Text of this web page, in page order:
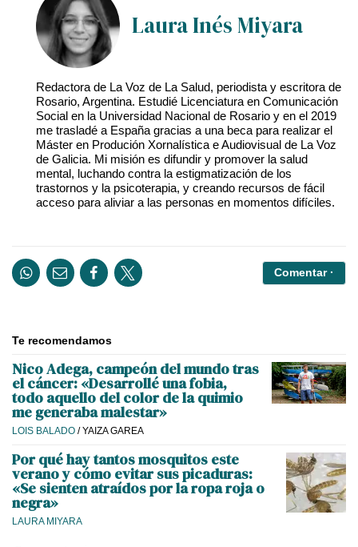
Laura Inés Miyara
Redactora de La Voz de La Salud, periodista y escritora de
Rosario, Argentina. Estudié Licenciatura en Comunicación
Social en la Universidad Nacional de Rosario y en el 2019
me trasladé a España gracias a una beca para realizar el
Máster en Produción Xornalística e Audiovisual de La Voz
de Galicia. Mi misión es difundir y promover la salud
mental, luchando contra la estigmatización de los
trastornos y la psicoterapia, y creando recursos de fácil
acceso para aliviar a las personas en momentos difíciles.
Comentar ·
Te recomendamos
Nico Adega, campeón del mundo tras
el cáncer: «Desarrollé una fobia,
todo aquello del color de la quimio
me generaba malestar»
LOIS BALADO /YAIZA GAREA
Por qué hay tantos mosquitos este
verano y cómo evitar sus picaduras:
«Se sienten atraídos por la ropa roja o
negra»
LAURA MIYARA